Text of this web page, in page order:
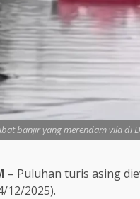
banjir yang merendam vila di
– Puluhan turis asing
12/2025).